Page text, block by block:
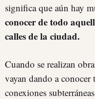
significa que aún hay
conocer de todo
calles de la ciudad.
Cuando se realizan
vayan dando a conocer
conexiones